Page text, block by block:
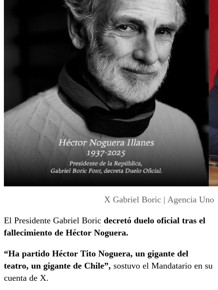
X Gabriel Boric | Agencia Uno
El Presidente Gabriel Boric decretó duelo oficial tras el
fallecimiento de Héctor Noguera.
“Ha partido Héctor Tito Noguera, un gigante del
teatro, un gigante de Chile”, sostuvo el Mandatario en su
cuenta de X.